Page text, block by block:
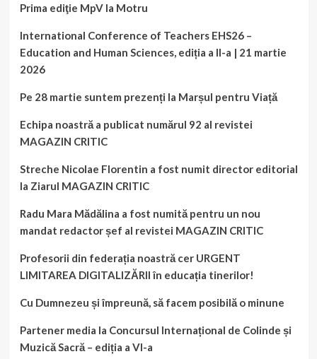
Prima ediţie MpV la Motru
International Conference of Teachers EHS26 –
Education and Human Sciences, ediția a II-a | 21 martie
2026
Pe 28 martie suntem prezenți la Marșul pentru Viață
Echipa noastră a publicat numărul 92 al revistei
MAGAZIN CRITIC
Streche Nicolae Florentin a fost numit director editorial
la Ziarul MAGAZIN CRITIC
Radu Mara Mădălina a fost numită pentru un nou
mandat redactor șef al revistei MAGAZIN CRITIC
Profesorii din federația noastră cer URGENT
LIMITAREA DIGITALIZĂRII în educația tinerilor!
Cu Dumnezeu și împreună, să facem posibilă o minune
Partener media la Concursul Internațional de Colinde și
Muzică Sacră – ediția a VI-a